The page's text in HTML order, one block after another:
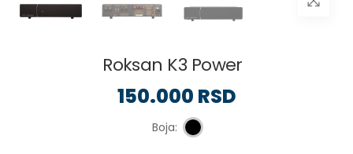
Roksan K3 Power
150.000 RSD
Boja: